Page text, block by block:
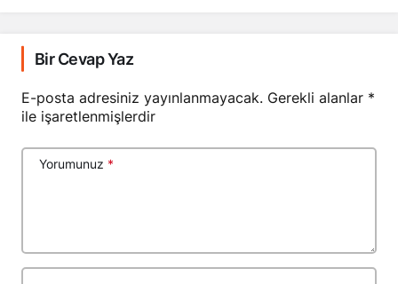
Bir Cevap Yaz
E-posta adresiniz yayınlanmayacak. Gerekli alanlar *
ile işaretlenmişlerdir
Yorumunuz *